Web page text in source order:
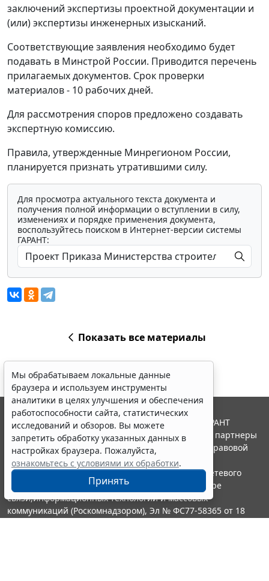
заключений экспертизы проектной документации и
(или) экспертизы инженерных изысканий.
Соответствующие заявления необходимо будет
подавать в Минстрой России. Приводится перечень
прилагаемых документов. Срок проверки
материалов - 10 рабочих дней.
Для рассмотрения споров предложено создавать
экспертную комиссию.
Правила, утвержденные Минрегионом России,
планируется признать утратившими силу.
Для просмотра актуального текста документа и
получения полной информации о вступлении в силу,
изменениях и порядке применения документа,
воспользуйтесь поиском в Интернет-версии системы
ГАРАНТ:
Показать все материалы
Мы обрабатываем локальные данные
браузера и используем инструменты
аналитики в целях улучшения и обеспечения
работоспособности сайта, статистических
исследований и обзоров. Вы можете
запретить обработку указанных данных в
настройках браузера. Пожалуйста,
ознакомьтесь с условиями их обработки.
Принять
© ООО "НПП "ГАРАНТ-СЕРВИС", 2026. Система ГАРАНТ
выпускается с 1990 года. Компания "Гарант" и ее партнеры
являются участниками Российской ассоциации правовой
информации ГАРАНТ.
Портал ГАРАНТ.РУ зарегистрирован в качестве сетевого
издания Федеральной службой по надзору в сфере
связи,информационных технологий и массовых
коммуникаций (Роскомнадзором), Эл № ФС77-58365 от 18